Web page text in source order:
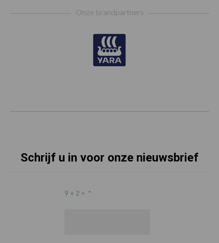
Onze brandpartners
Schrijf u in voor onze nieuwsbrief
9 + 2 = *